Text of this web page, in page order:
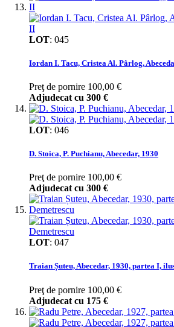
LOT: 045
Iordan I. Tacu, Cristea Al. Pârlog,
Preţ de pornire 100,00 €
Adjudecat cu 300 €
LOT: 046
D. Stoica, P. Puchianu, Abecedar, 1930
Preţ de pornire 100,00 €
Adjudecat cu 300 €
LOT: 047
Traian Șuteu, Abecedar, 1930, partea I,
Preţ de pornire 100,00 €
Adjudecat cu 175 €